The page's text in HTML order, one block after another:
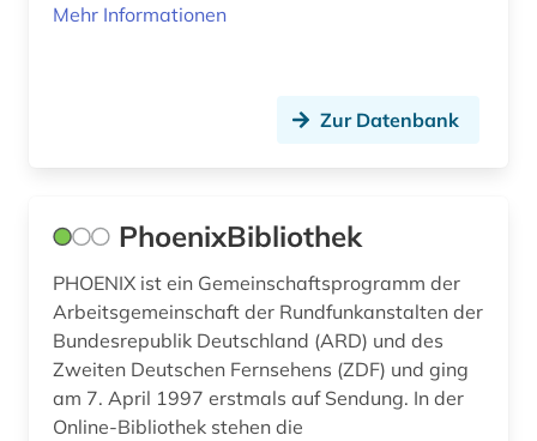
soziale bedingungen (1)
soziale gerechtigkeit (1)
soziale software (1)
sozialgeschichte (1)
Mehr Informationen
Zur Datenbank
PhoenixBibliothek
PHOENIX ist ein Gemeinschaftsprogramm der
Arbeitsgemeinschaft der Rundfunkanstalten der
Bundesrepublik Deutschland (ARD) und des
Zweiten Deutschen Fernsehens (ZDF) und ging
am 7. April 1997 erstmals auf Sendung. In der
Online-Bibliothek stehen die